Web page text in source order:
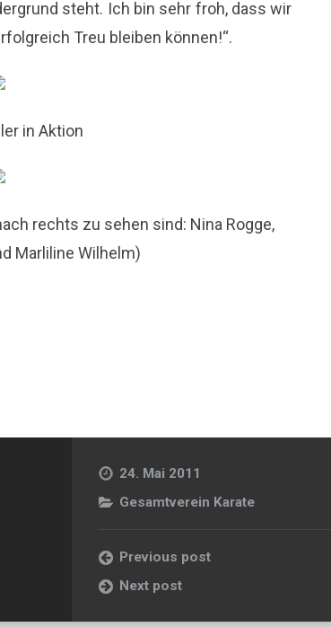
steht. Ich bin sehr froh, dass wir
Treu bleiben können!“.
in Aktion
rechts zu sehen sind: Nina Rogge,
Marliline Wilhelm)
24. Mai 2011
Gesamtverein Karate
Previous post
Next post